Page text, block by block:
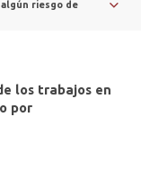
algún riesgo de
los trabajos en
por